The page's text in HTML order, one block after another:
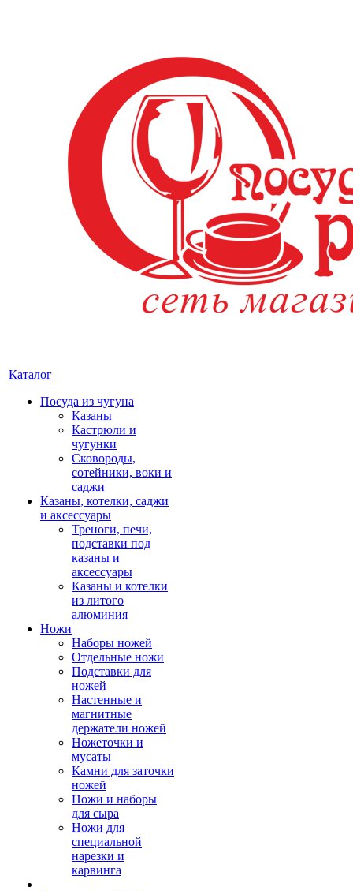
Каталог
Посуда из чугуна
Казаны
Кастрюли и
чугунки
Сковороды,
сотейники, воки и
саджи
Казаны, котелки, саджи
и аксессуары
Треноги, печи,
подставки под
казаны и
аксессуары
Казаны и котелки
из литого
алюминия
Ножи
Наборы ножей
Отдельные ножи
Подставки для
ножей
Настенные и
магнитные
держатели ножей
Ножеточки и
мусаты
Камни для заточки
ножей
Ножи и наборы
для сыра
Ножи для
специальной
нарезки и
карвинга